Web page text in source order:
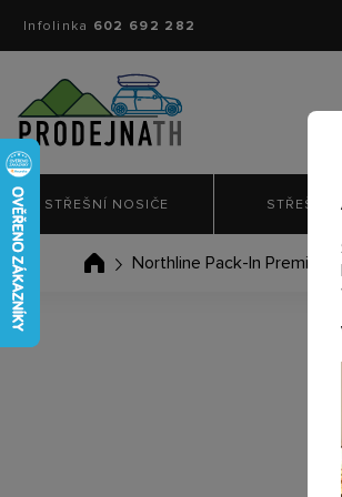
Infolinka 602 692 282
STŘEŠNÍ NOSIČE STŘEŠNÍ
Northline Pack-In Premium